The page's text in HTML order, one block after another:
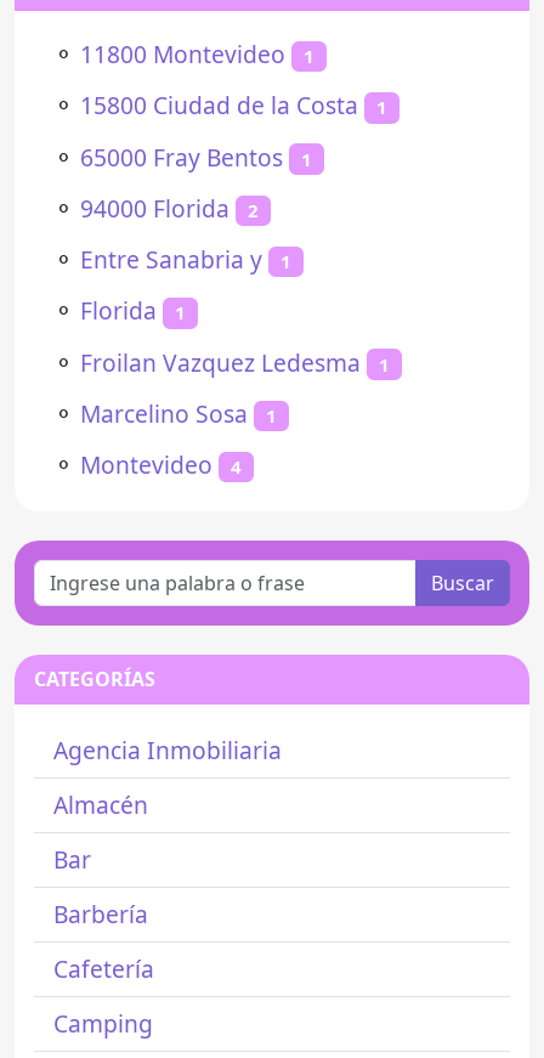
⚬ 11800 Montevideo 1
⚬ 15800 Ciudad de la Costa 1
⚬ 65000 Fray Bentos 1
⚬ 94000 Florida 2
⚬ Entre Sanabria y 1
⚬ Florida 1
⚬ Froilan Vazquez Ledesma 1
⚬ Marcelino Sosa 1
⚬ Montevideo 4
Buscar
CATEGORÍAS
Agencia Inmobiliaria
Almacén
Bar
Barbería
Cafetería
Camping